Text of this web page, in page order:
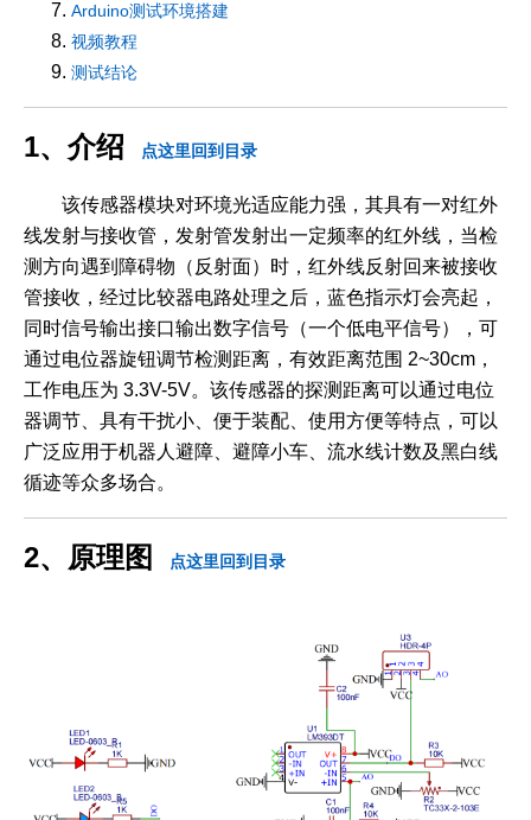
Arduino测试环境搭建
视频教程
测试结论
1、介绍 点这里回到目录
该传感器模块对环境光适应能力强，其具有一对红外
线发射与接收管，发射管发射出一定频率的红外线，当检
测方向遇到障碍物（反射面）时，红外线反射回来被接收
管接收，经过比较器电路处理之后，蓝色指示灯会亮起，
同时信号输出接口输出数字信号（一个低电平信号），可
通过电位器旋钮调节检测距离，有效距离范围 2~30cm，
工作电压为 3.3V-5V。该传感器的探测距离可以通过电位
器调节、具有干扰小、便于装配、使用方便等特点，可以
广泛应用于机器人避障、避障小车、流水线计数及黑白线
循迹等众多场合。
2、原理图 点这里回到目录